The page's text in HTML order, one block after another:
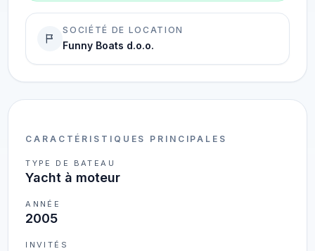
CARACTÉRISTIQUES PRINCIPALES
TYPE DE BATEAU
Yacht à moteur
ANNÉE
2005
INVITÉS
SOCIÉTÉ DE LOCATION
Funny Boats d.o.o.